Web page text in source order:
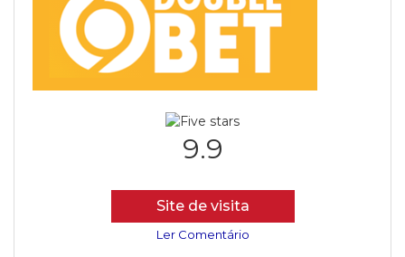
9.9
Site de visita
Ler Comentário